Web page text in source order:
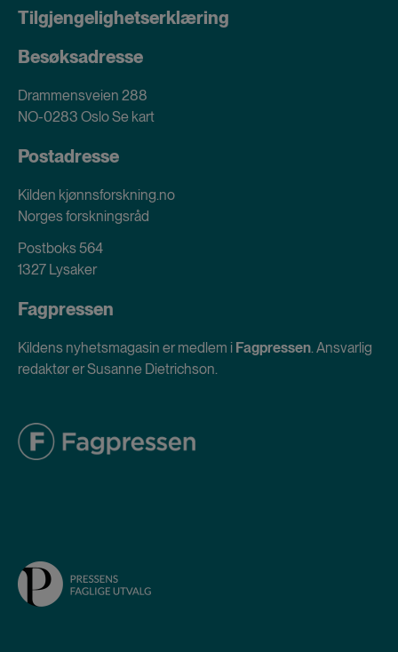
Tilgjengelighetserklæring
Besøksadresse
Drammensveien 288
NO-0283 OsloSe kart
Postadresse
Kilden kjønnsforskning.no
Norges forskningsråd
Postboks 564
1327 Lysaker
Fagpressen
Kildens nyhetsmagasin er medlem i Fagpressen. Ansvarlig
redaktør er Susanne Dietrichson.